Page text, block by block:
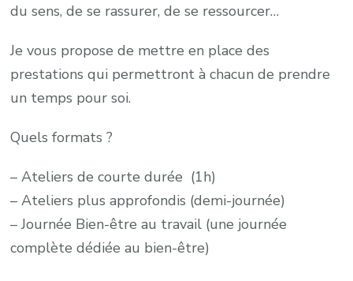
du sens, de se rassurer, de se ressourcer…
Je vous propose de mettre en place des
prestations qui permettront à chacun de prendre
un temps pour soi.
Quels formats ?
– Ateliers de courte durée (1h)
– Ateliers plus approfondis (demi-journée)
– Journée Bien-être au travail (une journée
complète dédiée au bien-être)